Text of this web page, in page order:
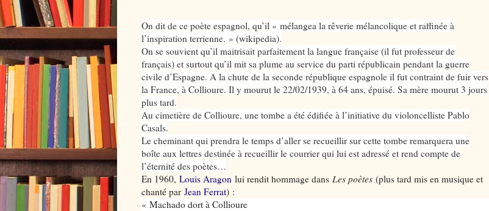
On dit de ce poète espagnol, qu’il « mélangea la rêverie mélancolique et raffinée à
l’inspiration terrienne. » (wikipedia).
On se souvient qu’il maitrisait parfaitement la langue française (il fut professeur de
français) et surtout qu’il mit sa plume au service du parti républicain pendant la guerre
civile d’Espagne. A la chute de la seconde république espagnole il fut contraint de fuir vers
la France, à Collioure. Il y mourut le 22/02/1939, à 64 ans, épuisé. Sa mère mourut 3 jours
plus tard.
Au cimetière de Collioure, une tombe a été édifiée à l’initiative du violoncelliste Pablo
Casals.
Le cheminant qui prendra le temps d’aller se recueillir sur cette tombe remarquera une
boîte aux lettres destinée à recueillir le courrier qui lui est adressé et rend compte de
l’éternité des poètes…
En 1960, Louis Aragon lui rendit hommage dans Les poètes (plus tard mis en musique et
chanté par Jean Ferrat) :
« Machado dort à Collioure